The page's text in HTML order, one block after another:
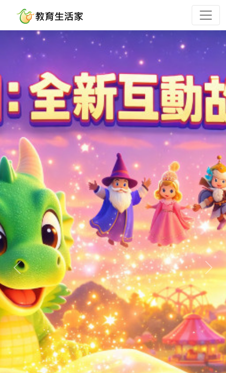
上一張 下一